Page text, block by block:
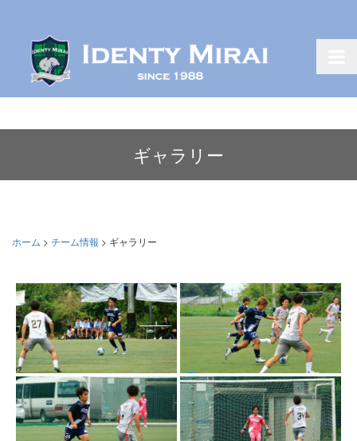
ギャラリー
ホーム > チーム情報 > ギャラリー